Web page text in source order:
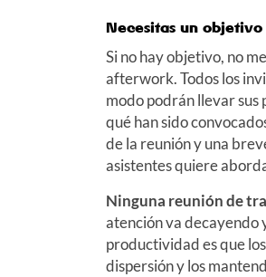
Necesitas un objetivo
Si no hay objetivo, no
afterwork. Todos los
modo podrán llevar sus
qué han sido
de la reunión y una
asistentes quiere
Ninguna reunión de
atención va decayendo
productividad es que
dispersión y los